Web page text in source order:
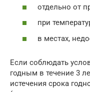
отдельно от
при
в местах,
Если соблюдать
годным в течение 3
истечения срока